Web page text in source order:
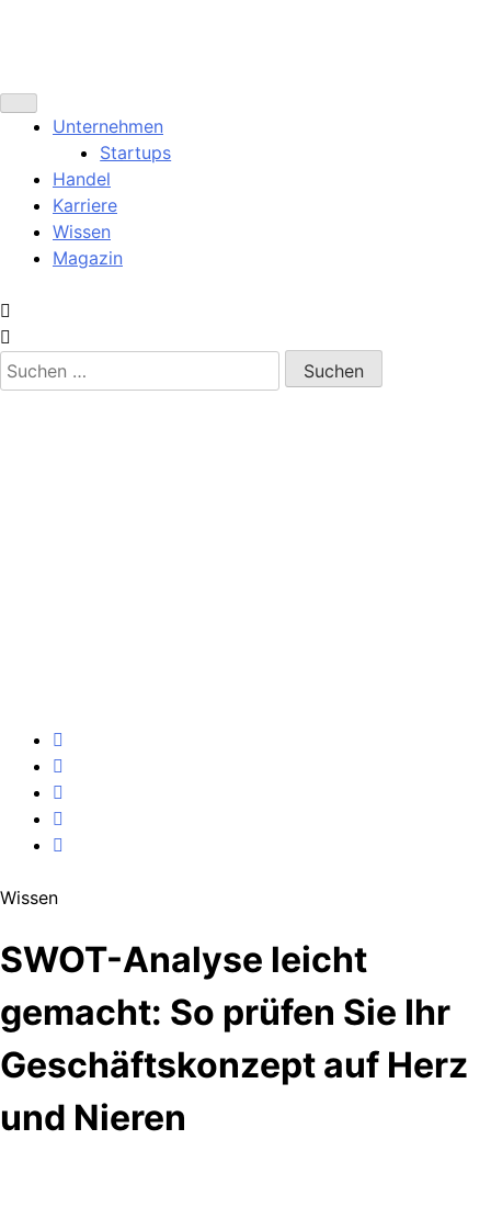
Unternehmen
Startups
Handel
Karriere
Wissen
Magazin
Suchen
nach:
Wissen
SWOT-Analyse leicht
gemacht: So prüfen Sie Ihr
Geschäftskonzept auf Herz
und Nieren